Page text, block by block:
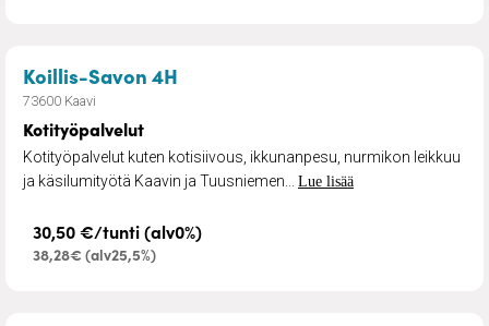
Koillis-Savon 4H
73600 Kaavi
Kotityöpalvelut
Kotityöpalvelut kuten kotisiivous, ikkunanpesu, nurmikon leikkuu
ja käsilumityötä Kaavin ja Tuusniemen... Lue lisää
30,50 €/tunti (alv0%)
38,28€ (alv25,5%)